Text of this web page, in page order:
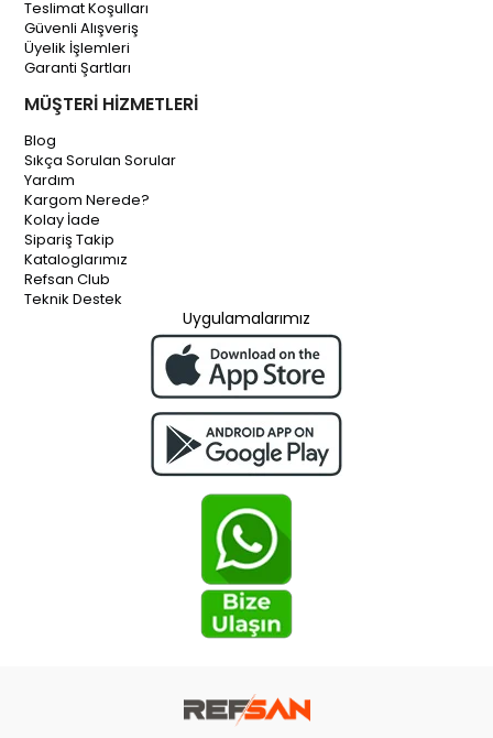
Teslimat Koşulları
Güvenli Alışveriş
Üyelik İşlemleri
Garanti Şartları
MÜŞTERİ HİZMETLERİ
Blog
Sıkça Sorulan Sorular
Yardım
Kargom Nerede?
Kolay İade
Sipariş Takip
Kataloglarımız
Refsan Club
Teknik Destek
Uygulamalarımız